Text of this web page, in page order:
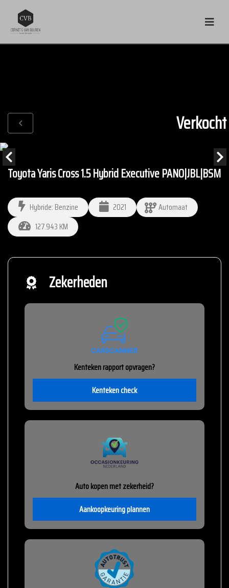
Verkocht
Toyota Yaris Cross 1.5 Hybrid Executive PANO|JBL|BSM
Hybride: Benzine 2021
Automaat
127.943 KM
Zekerheden
Kenteken rapport opvragen?
Kenteken check
Auto kopen met zekerheid?
Aankoopkeuring plannen